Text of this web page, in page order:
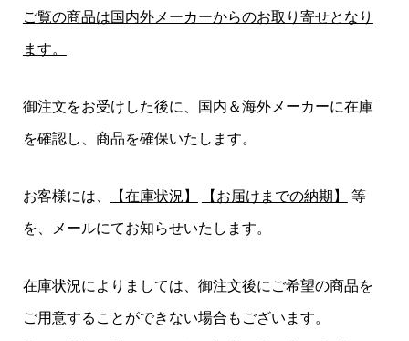
ご覧の商品は国内外メーカーからのお取り寄せとなり
ます。
御注文をお受けした後に、国内＆海外メーカーに在庫
を確認し、商品を確保いたします。
お客様には、 【在庫状況】 【お届けまでの納期】 等
を、メールにてお知らせいたします。
在庫状況によりましては、御注文後にご希望の商品を
ご用意することができない場合もございます。